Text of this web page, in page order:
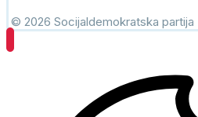
© 2026 Socijaldemokratska